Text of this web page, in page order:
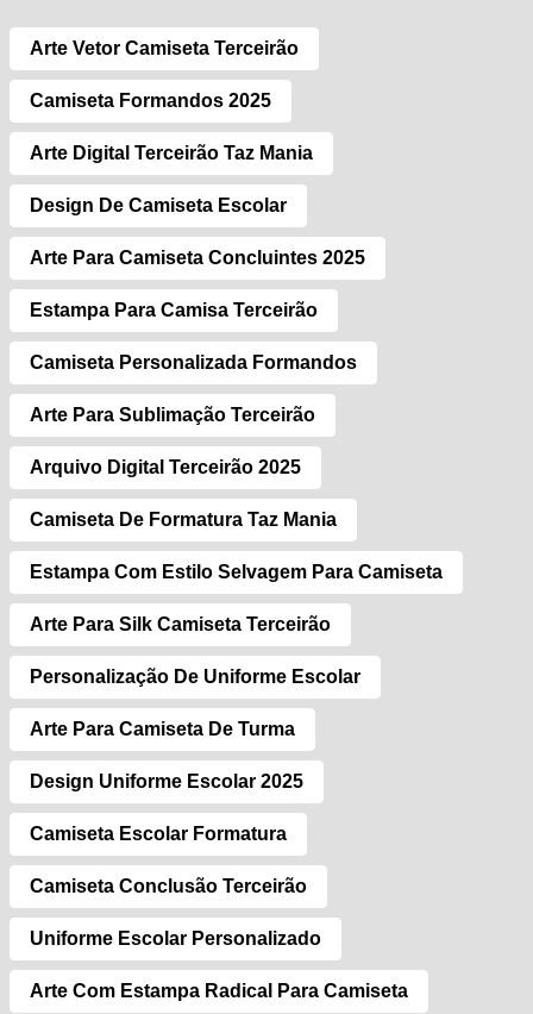
Arte Vetor Camiseta Terceirão
Camiseta Formandos 2025
Arte Digital Terceirão Taz Mania
Design De Camiseta Escolar
Arte Para Camiseta Concluintes 2025
Estampa Para Camisa Terceirão
Camiseta Personalizada Formandos
Arte Para Sublimação Terceirão
Arquivo Digital Terceirão 2025
Camiseta De Formatura Taz Mania
Estampa Com Estilo Selvagem Para Camiseta
Arte Para Silk Camiseta Terceirão
Personalização De Uniforme Escolar
Arte Para Camiseta De Turma
Design Uniforme Escolar 2025
Camiseta Escolar Formatura
Camiseta Conclusão Terceirão
Uniforme Escolar Personalizado
Arte Com Estampa Radical Para Camiseta